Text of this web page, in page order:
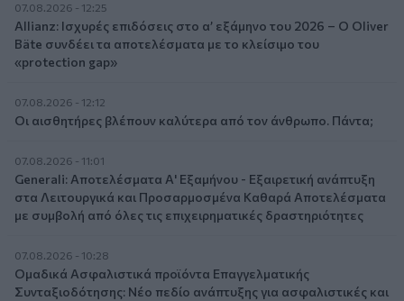
07.08.2026 - 12:25
Allianz: Ισχυρές επιδόσεις στο α’ εξάμηνο του 2026 – Ο Oliver
Bäte συνδέει τα αποτελέσματα με το κλείσιμο του
«protection gap»
07.08.2026 - 12:12
Οι αισθητήρες βλέπουν καλύτερα από τον άνθρωπο. Πάντα;
07.08.2026 - 11:01
Generali: Αποτελέσματα Α' Εξαμήνου - Εξαιρετική ανάπτυξη
στα Λειτουργικά και Προσαρμοσμένα Καθαρά Αποτελέσματα
με συμβολή από όλες τις επιχειρηματικές δραστηριότητες
07.08.2026 - 10:28
Ομαδικά Ασφαλιστικά προϊόντα Επαγγελματικής
Συνταξιοδότησης: Νέο πεδίο ανάπτυξης για ασφαλιστικές και